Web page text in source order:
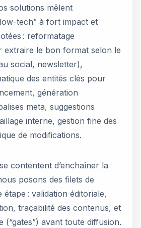
solutions mêlent
tech” à fort impact et
: reformatage
extraire le bon format selon le
social, newsletter),
des entités clés pour
génération
meta, suggestions
interne, gestion fine des
de modifications.
contentent d’enchaîner la
posons des filets de
: validation éditoriale,
traçabilité des contenus, et
(“gates”) avant toute diffusion.